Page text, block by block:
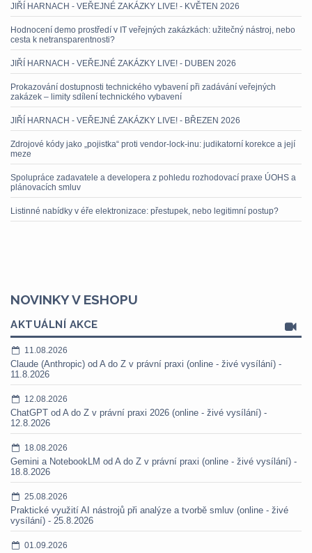
JIŘÍ HARNACH - VEŘEJNÉ ZAKÁZKY LIVE! - KVĚTEN 2026
Hodnocení demo prostředí v IT veřejných zakázkách: užitečný nástroj, nebo
cesta k netransparentnosti?
JIŘÍ HARNACH - VEŘEJNÉ ZAKÁZKY LIVE! - DUBEN 2026
Prokazování dostupnosti technického vybavení při zadávání veřejných
zakázek – limity sdílení technického vybavení
JIŘÍ HARNACH - VEŘEJNÉ ZAKÁZKY LIVE! - BŘEZEN 2026
Zdrojové kódy jako „pojistka“ proti vendor-lock-inu: judikatorní korekce a její
meze
Spolupráce zadavatele a developera z pohledu rozhodovací praxe ÚOHS a
plánovacích smluv
Listinné nabídky v éře elektronizace: přestupek, nebo legitimní postup?
NOVINKY V ESHOPU
AKTUÁLNÍ AKCE
11.08.2026
Claude (Anthropic) od A do Z v právní praxi (online - živé vysílání) -
11.8.2026
12.08.2026
ChatGPT od A do Z v právní praxi 2026 (online - živé vysílání) -
12.8.2026
18.08.2026
Gemini a NotebookLM od A do Z v právní praxi (online - živé vysílání) -
18.8.2026
25.08.2026
Praktické využití AI nástrojů při analýze a tvorbě smluv (online - živé
vysílání) - 25.8.2026
01.09.2026